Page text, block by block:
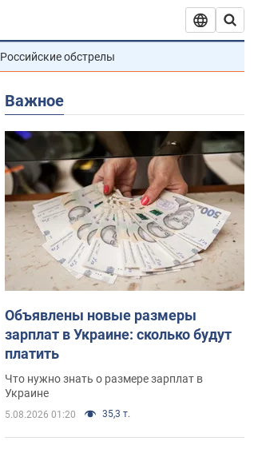
Российские обстрелы
Важное
Объявлены новые размеры
зарплат в Украине: сколько будут
платить
Что нужно знать о размере зарплат в
Украине
5.08.2026 01:20 35,3 т.